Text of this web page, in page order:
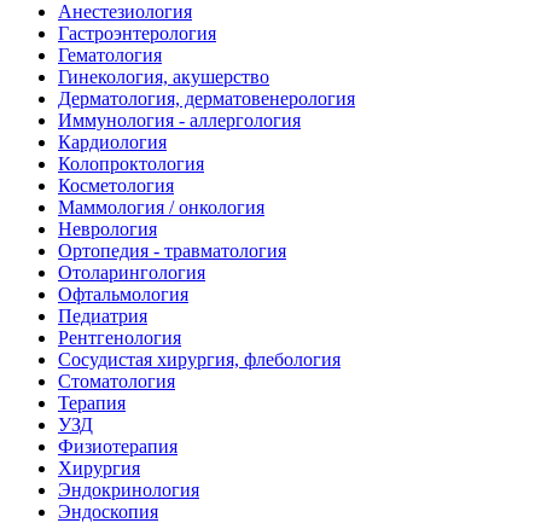
Анестезиология
Гастроэнтерология
Гематология
Гинекология, акушерство
Дерматология, дерматовенерология
Иммунология - аллергология
Кардиология
Колопроктология
Косметология
Маммология / онкология
Неврология
Ортопедия - травматология
Отоларингология
Офтальмология
Педиатрия
Рентгенология
Сосудистая хирургия, флебология
Стоматология
Терапия
УЗД
Физиотерапия
Хирургия
Эндокринология
Эндоскопия